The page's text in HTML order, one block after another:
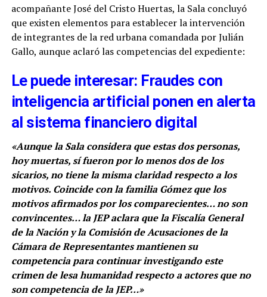
acompañante José del Cristo Huertas, la Sala concluyó
que existen elementos para establecer la intervención
de integrantes de la red urbana comandada por Julián
Gallo, aunque aclaró las competencias del expediente:
Le puede interesar: Fraudes con
inteligencia artificial ponen en alerta
al sistema financiero digital
«Aunque la Sala considera que estas dos personas,
hoy muertas, sí fueron por lo menos dos de los
sicarios, no tiene la misma claridad respecto a los
motivos. Coincide con la familia Gómez que los
motivos afirmados por los comparecientes… no son
convincentes… la JEP aclara que la Fiscalía General
de la Nación y la Comisión de Acusaciones de la
Cámara de Representantes mantienen su
competencia para continuar investigando este
crimen de lesa humanidad respecto a actores que no
son competencia de la JEP…»